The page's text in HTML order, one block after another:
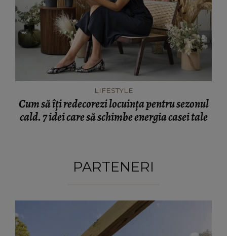
LIFESTYLE
Cum să îți redecorezi locuința pentru sezonul
cald. 7 idei care să schimbe energia casei tale
PARTENERI